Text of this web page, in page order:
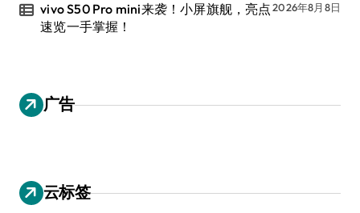
vivo S50 Pro mini来袭！小屏旗舰，亮点
速览一手掌握！
2026年8月8日
广告
云标签